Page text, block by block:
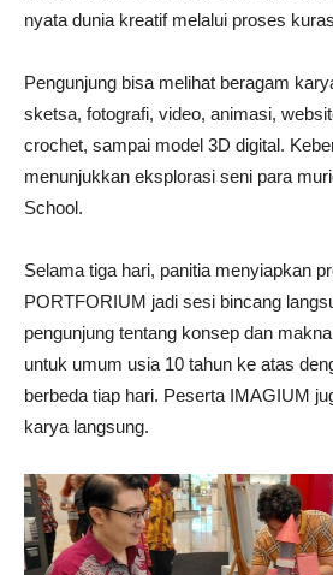
nyata dunia kreatif melalui proses
Pengunjung bisa melihat beragam
sketsa, fotografi, video, animasi,
crochet, sampai model 3D digital.
menunjukkan eksplorasi seni para
School.
Selama tiga hari, panitia menyiapkan
PORTFORIUM jadi sesi bincang
pengunjung tentang konsep dan
untuk umum usia 10 tahun ke atas
berbeda tiap hari. Peserta IMAGIUM
karya langsung.